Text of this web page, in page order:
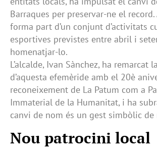
Barraques per preservar-ne el
forma part d’un conjunt d’activitats
esportives previstes entre abril i
homenatjar-lo.
L’alcalde, Ivan Sànchez, ha remarcat
d’aquesta efemèride amb el 20è
reconeixement de La Patum com a
Immaterial de la Humanitat, i ha
canvi de nom és un gest simbòlic de
Nou patrocini local